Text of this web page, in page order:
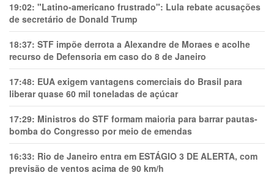
19:02: "Latino-americano frustrado": Lula rebate acusações
de secretário de Donald Trump
18:37: STF impõe derrota a Alexandre de Moraes e acolhe
recurso de Defensoria em caso do 8 de Janeiro
17:48: EUA exigem vantagens comerciais do Brasil para
liberar quase 60 mil toneladas de açúcar
17:29: Ministros do STF formam maioria para barrar pautas-
bomba do Congresso por meio de emendas
16:33: Rio de Janeiro entra em ESTÁGIO 3 DE ALERTA, com
previsão de ventos acima de 90 km/h